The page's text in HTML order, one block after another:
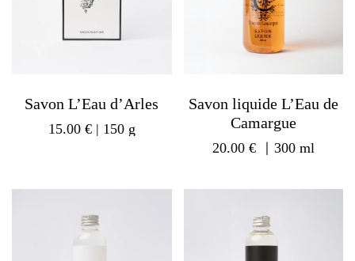
Savon L’Eau d’Arles
15.00 € | 150 g
Savon liquide L’Eau de
Camargue
20.00 € ｜300 ml